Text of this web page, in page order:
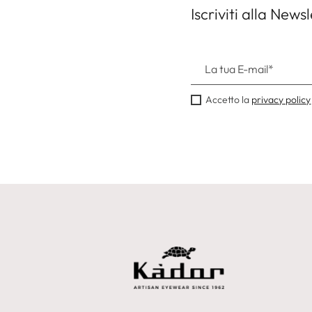
Iscriviti alla
Accetto la privacy policy